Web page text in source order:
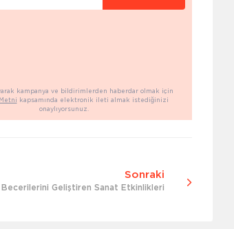
kampanya ve bildirimlerden haberdar olmak için
kapsamında elektronik ileti almak istediğinizi
onaylıyorsunuz.
Sonraki
Becerilerini Geliştiren Sanat Etkinlikleri